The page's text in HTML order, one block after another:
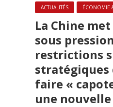
ACTUALITÉS ÉCONOMIE
La Chine
sous
restrictions
faire «
une